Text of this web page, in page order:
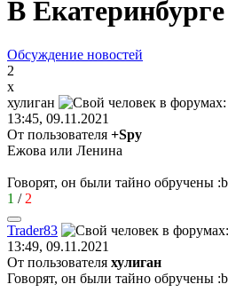
В
Обсуждение новостей
2
х
хулиган
13:45, 09.11.2021
От пользователя +Spy
Ежова или Ленина
Говорят, он были тайно обручены
1 / 2
Trader83
13:49, 09.11.2021
От пользователя хулиган
Говорят, он были тайно обручены